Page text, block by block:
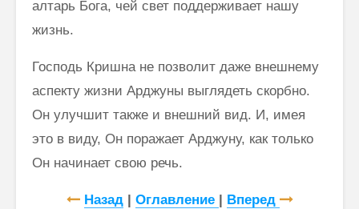
алтарь Бога, чей свет поддерживает нашу
жизнь.
Господь Кришна не позволит даже внешнему
аспекту жизни Арджуны выглядеть скорбно.
Он улучшит также и внешний вид. И, имея
это в виду, Он поражает Арджуну, как только
Он начинает свою речь.
Назад| Оглавление | Вперед